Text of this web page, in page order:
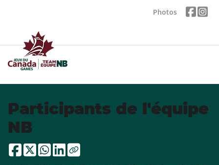
Photos
Participants de l'équipe
NB